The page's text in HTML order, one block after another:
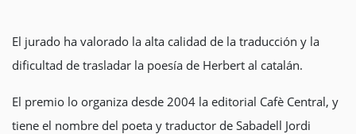
El jurado ha valorado la alta calidad de la traducción y la
dificultad de trasladar la poesía de Herbert al catalán.
El premio lo organiza desde 2004 la editorial Cafè Central, y
tiene el nombre del poeta y traductor de Sabadell Jordi